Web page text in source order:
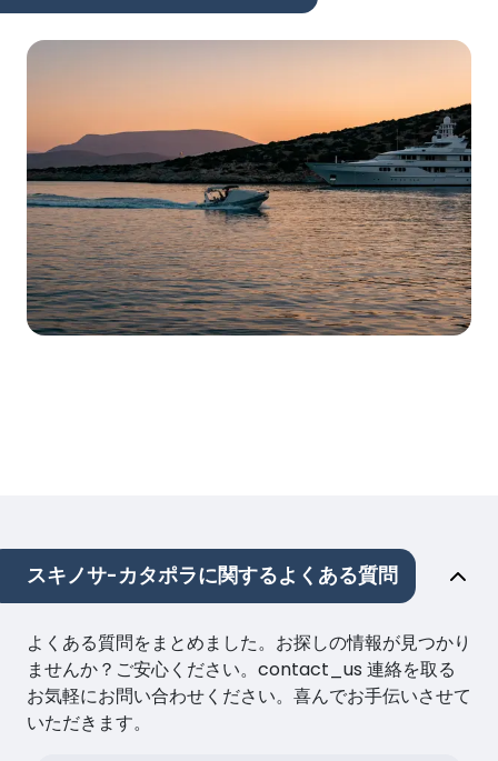
スキノサ-カタポラに関するよくある質問
よくある質問をまとめました。お探しの情報が見つかり
ませんか？ご安心ください。contact_us 連絡を取る
お気軽にお問い合わせください。喜んでお手伝いさせて
いただきます。